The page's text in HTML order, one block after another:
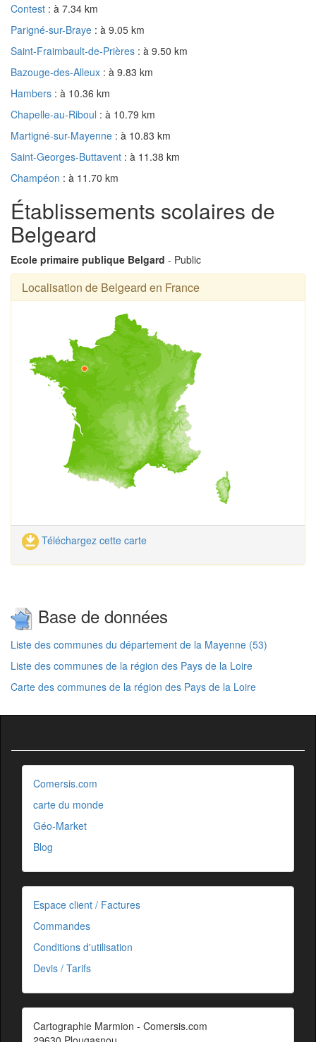
Contest : à 7.34 km
Parigné-sur-Braye : à 9.05 km
Saint-Fraimbault-de-Prières : à 9.50 km
Bazouge-des-Alleux : à 9.83 km
Hambers : à 10.36 km
Chapelle-au-Riboul : à 10.79 km
Martigné-sur-Mayenne : à 10.83 km
Saint-Georges-Buttavent : à 11.38 km
Champéon : à 11.70 km
Établissements scolaires de
Belgeard
Ecole primaire publique Belgard - Public
Localisation de Belgeard en France
Téléchargez cette carte
Base de données
Liste des communes du département de la Mayenne (53)
Liste des communes de la région des Pays de la Loire
Carte des communes de la région des Pays de la Loire
Comersis.com
carte du monde
Géo-Market
Blog
Espace client / Factures
Commandes
Conditions d'utilisation
Devis / Tarifs
Cartographie Marmion - Comersis.com